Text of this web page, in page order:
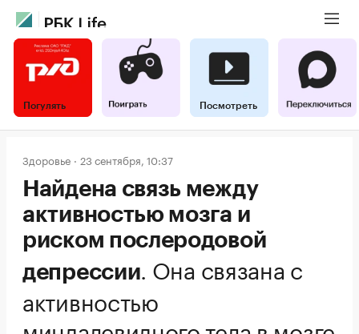
Погулять Посмотреть
Здоровье 23 сентября, 10:37
Найдена связь между
активностью мозга и
риском послеродовой
депрессии. Она связана с
активностью